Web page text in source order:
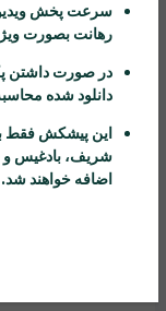
ترانزیشن ها
رندر کردن
افکت Find Edges و Edge Feather
سرعت پخش ویدیو
رهانت بصورت
در صورت داشتن
دانلود شده
این پیشکش فقط
شریف، بادغیس و
اضافه خواهند شد.